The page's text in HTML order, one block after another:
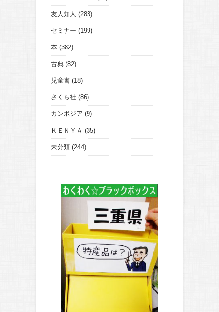
友人知人 (283)
セミナー (199)
本 (382)
古典 (82)
児童書 (18)
さくら社 (86)
カンボジア (9)
ＫＥＮＹＡ (35)
未分類 (244)